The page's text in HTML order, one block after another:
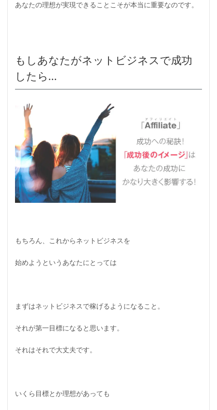
あなたの理想が実現できることこそが本当に重要なのです。
もしあなたがネットビジネスで成功
したら…
もちろん、これからネットビジネスを
始めようというあなたにとっては
まずはネットビジネスで稼げるようになること。
それが第一目標になると思います。
それはそれで大丈夫です。
いくら目標とか理想があっても